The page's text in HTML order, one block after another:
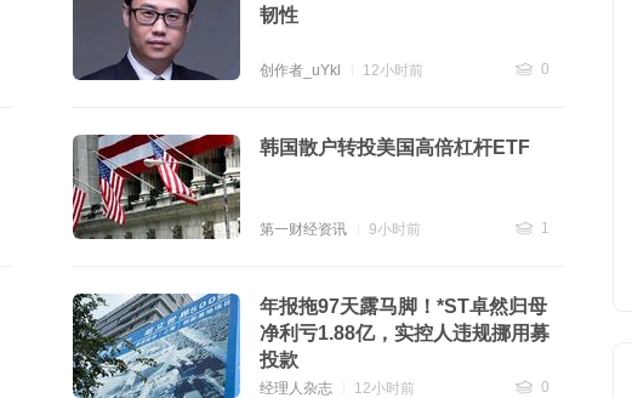
韧性
创作者_uYkl 12小时前
0
韩国散户转投美国高倍杠杆ETF
第一财经资讯 9小时前
1
年报拖97天露马脚！*ST卓然归母
净利亏1.88亿，实控人违规挪用募
投款
经理人杂志 12小时前
0